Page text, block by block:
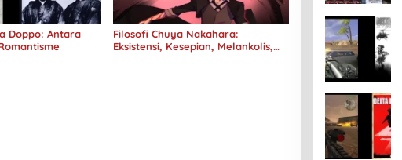
Doppo: Antara
Filosofi Chuya Nakahara:
Eksistensi, Kesepian, Melankolis,